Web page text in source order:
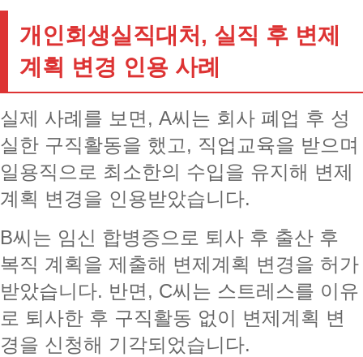
개인회생실직대처, 실직 후 변제
계획 변경 인용 사례
실제 사례를 보면, A씨는 회사 폐업 후 성
실한 구직활동을 했고, 직업교육을 받으며
일용직으로 최소한의 수입을 유지해 변제
계획 변경을 인용받았습니다.
B씨는 임신 합병증으로 퇴사 후 출산 후
복직 계획을 제출해 변제계획 변경을 허가
받았습니다. 반면, C씨는 스트레스를 이유
로 퇴사한 후 구직활동 없이 변제계획 변
경을 신청해 기각되었습니다.